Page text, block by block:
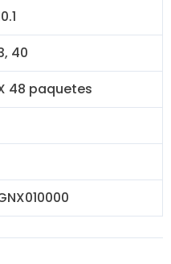
40
48 paquetes